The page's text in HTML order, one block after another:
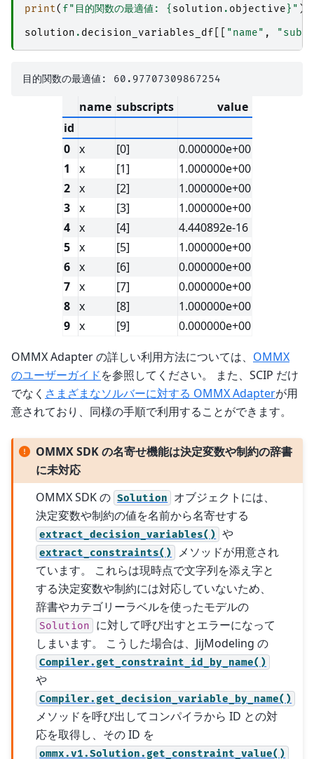
print( f"目的関数の最適値: { solution . objective} " )
solution . decision_variables_df "name" ,
name subscripts
value
id
0
x [0]
0.000000e+00
1
x [1]
1.000000e+00
2
x [2]
1.000000e+00
3
x [3]
1.000000e+00
4
x [4]
4.440892e-16
5
x [5]
1.000000e+00
6
x [6]
0.000000e+00
7
x [7]
0.000000e+00
8
x [8]
1.000000e+00
9
x [9]
0.000000e+00
OMMX Adapter の詳しい利用方法については、 OMMX
のユーザーガイドを参照してください。 また、SCIP だけ
でなく さまざまなソルバーに対する OMMX Adapterが用
意されており、同様の手順で利用することができます。
OMMX SDK の名寄せ機能は決定変数や制約の辞書
に未対応
OMMX SDK の Solution
オブジェクトには、
決定変数や制約の値を名前から名寄せする
extract_decision_variables() や
extract_constraints()
メソッドが用意され
ています。 これらは現時点で文字列を添え字と
する決定変数や制約には対応していないため、
辞書やカテゴリーラベルを使ったモデルの
Solution
に対して呼び出すとエラーになって
しまいます。 こうした場合は、JijModeling の
Compiler.get_constraint_id_by_name()
や
Compiler.get_decision_variable_by_name()
メソッドを呼び出してコンパイラから ID との対
応を取得し、その ID を
ommx.v1.Solution.get_constraint_value()